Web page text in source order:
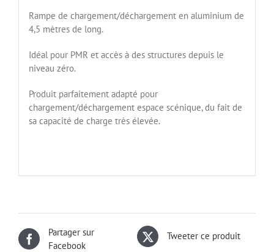
Rampe de chargement/déchargement en aluminium de
4,5 mètres de long.
Idéal pour PMR et accès à des structures depuis le
niveau zéro.
Produit parfaitement adapté pour
chargement/déchargement espace scénique, du fait de
sa capacité de charge très élevée.
Partager sur
Facebook
Tweeter ce produit